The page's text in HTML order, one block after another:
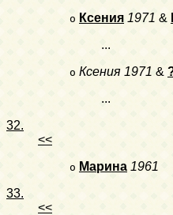
o Ксения 1971 &
...
o Ксения 1971 &
...
32.
<<
o Марина 1961
33.
<<